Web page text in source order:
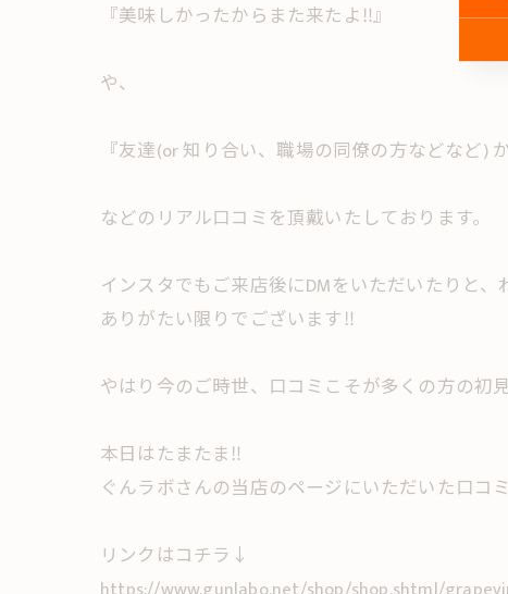
『美味しかったからまた来たよ‼︎』
や、
『友達(or 知り合い、職場の同僚の方などなど)
などのリアル口コミを頂戴いたしております。
インスタでもご来店後にDMをいただいたりと
ありがたい限りでございます‼︎
やはり今のご時世、口コミこそが多くの方の初
本日はたまたま‼︎
ぐんラボさんの当店のページにいただいた口コ
リンクはコチラ↓